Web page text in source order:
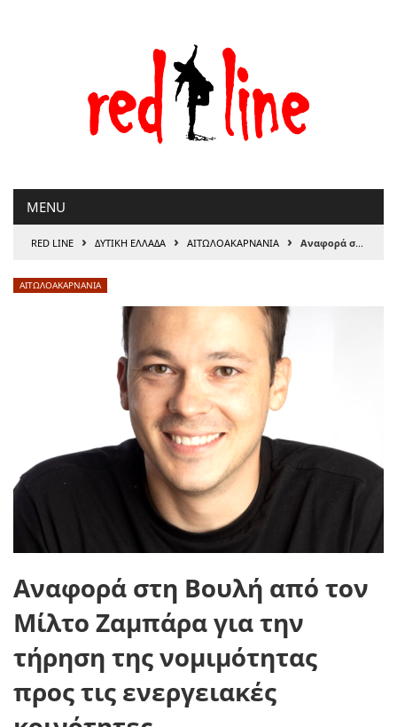
MENU
RED LINE › ΔΥΤΙΚΗ ΕΛΛΑΔΑ › ΑΙΤΩΛΟΑΚΑΡΝΑΝΊΑ › Αναφορά στη Βουλή από τον Μίλτο Ζαμπάρα για την τήρηση της νομιμότητας προς τις ενεργειακές κοινότητες
ΑΙΤΩΛΟΑΚΑΡΝΑΝΊΑ
Αναφορά στη Βουλή από τον
Μίλτο Ζαμπάρα για την
τήρηση της νομιμότητας
προς τις ενεργειακές